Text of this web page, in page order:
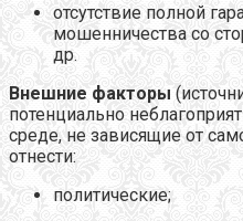
отсутствие полной
мошенничества со
др.
Внешние факторы
потенциально
среде, не зависящие от
отнести:
политические;